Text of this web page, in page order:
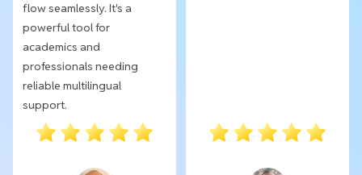
flow seamlessly. It's a
powerful tool for
academics and
professionals needing
reliable multilingual
support.